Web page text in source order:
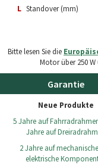
L Standover (mm)
Bitte lesen Sie die
Motor über 250
Garantie
Neue Produkte
5 Jahre auf
Jahre auf
2 Jahre auf
elektrische